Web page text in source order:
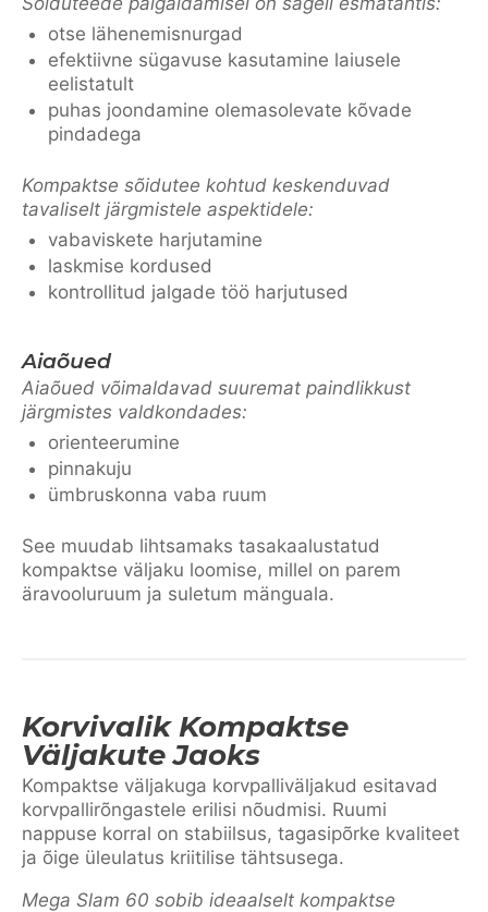
otse lähenemisnurgad
efektiivne sügavuse kasutamine laiusele
eelistatult
puhas joondamine olemasolevate kõvade
pindadega
Kompaktse sõidutee kohtud keskenduvad
tavaliselt järgmistele aspektidele:
vabaviskete harjutamine
laskmise kordused
kontrollitud jalgade töö harjutused
Aiaõued
Aiaõued võimaldavad suuremat paindlikkust
järgmistes valdkondades:
orienteerumine
pinnakuju
ümbruskonna vaba ruum
See muudab lihtsamaks tasakaalustatud
kompaktse väljaku loomise, millel on parem
äravooluruum ja suletum mänguala.
Korvivalik Kompaktse
Väljakute Jaoks
Kompaktse väljakuga korvpalliväljakud esitavad
korvpallirõngastele erilisi nõudmisi. Ruumi
nappuse korral on stabiilsus, tagasipõrke kvaliteet
ja õige üleulatus kriitilise tähtsusega.
Mega Slam 60 sobib ideaalselt kompaktse